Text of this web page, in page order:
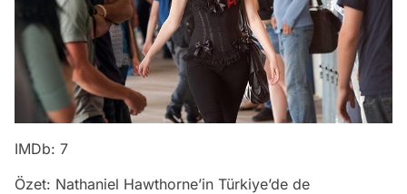
IMDb: 7
Özet: Nathaniel Hawthorne’in Türkiye’de de